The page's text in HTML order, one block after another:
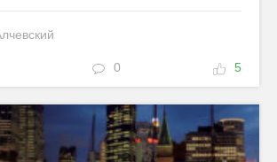
0 5